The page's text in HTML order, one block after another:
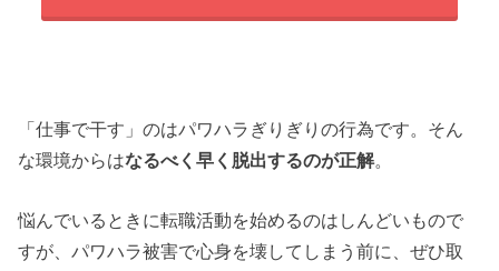
「仕事で干す」のはパワハラぎりぎりの行為です。そん
な環境からはなるべく早く脱出するのが正解。
悩んでいるときに転職活動を始めるのはしんどいもので
すが、パワハラ被害で心身を壊してしまう前に、ぜひ取